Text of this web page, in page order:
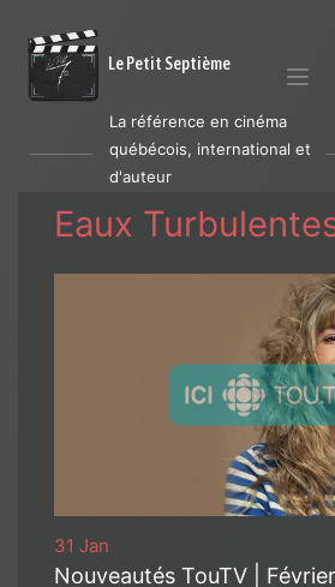
Le Petit Septième
La référence en cinéma
québécois, international et
d'auteur
Eaux
31 Jan
Nouveautés TouTV |